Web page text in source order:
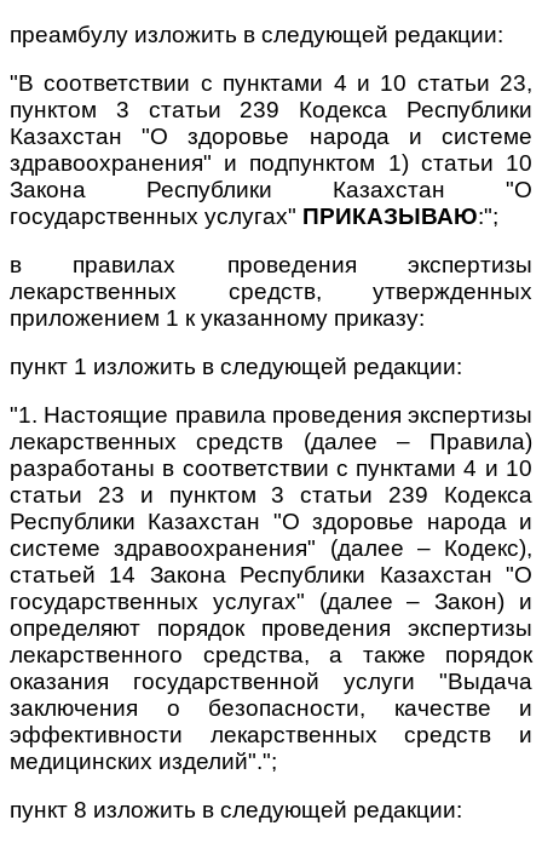
преамбулу изложить в следующей редакции:
"В соответствии с пунктами 4 и 10 статьи 23,
пунктом 3 статьи 239 Кодекса Республики
Казахстан "О здоровье народа и системе
здравоохранения" и подпунктом 1) статьи 10
Закона Республики Казахстан "О
государственных услугах" ПРИКАЗЫВАЮ:";
в правилах проведения экспертизы
лекарственных средств, утвержденных
приложением 1 к указанному приказу:
пункт 1 изложить в следующей редакции:
"1. Настоящие правила проведения экспертизы
лекарственных средств (далее – Правила)
разработаны в соответствии с пунктами 4 и 10
статьи 23 и пунктом 3 статьи 239 Кодекса
Республики Казахстан "О здоровье народа и
системе здравоохранения" (далее – Кодекс),
статьей 14 Закона Республики Казахстан "О
государственных услугах" (далее – Закон) и
определяют порядок проведения экспертизы
лекарственного средства, а также порядок
оказания государственной услуги "Выдача
заключения о безопасности, качестве и
эффективности лекарственных средств и
медицинских изделий".";
пункт 8 изложить в следующей редакции: